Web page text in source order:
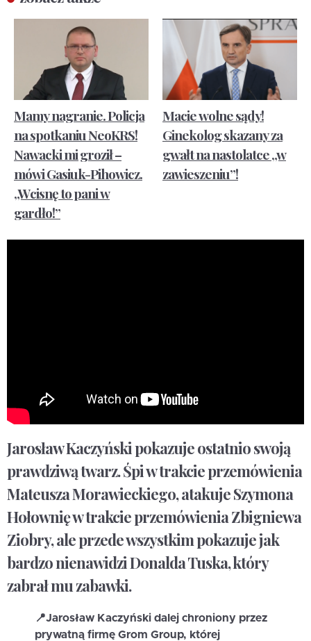
Mamy nagranie. Policja
na spotkaniu NeoKRS!
Nawacki mi groził –
mówi Gasiuk-Pihowicz.
„Wcisnę to pani w
gardło!”
Macie wolne sądy!
Ginekolog skazany za
gwałt na nastolatce „w
zawieszeniu”!
Jarosław Kaczyński pokazuje ostatnio swoją
prawdziwą twarz. Śpi w trakcie przemówienia
Mateusza Morawieckiego, atakuje Szymona
Hołownię w trakcie przemówienia Zbigniewa
Ziobry, ale przede wszystkim pokazuje jak
bardzo nienawidzi Donalda Tuska, który
zabrał mu zabawki.
📍Jarosław Kaczyński dalej chroniony przez
prywatną firmę Grom Group, której